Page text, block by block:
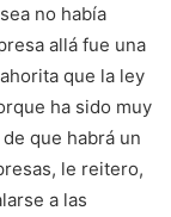
no había
allá fue una
que la ley
ha sido muy
que habrá un
le reitero,
a las